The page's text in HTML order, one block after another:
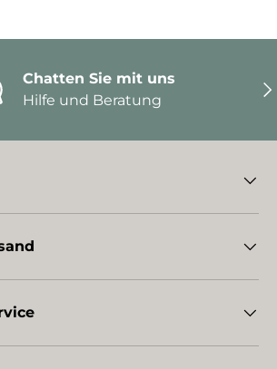
Chatten Sie mit uns
Hilfe und Beratung